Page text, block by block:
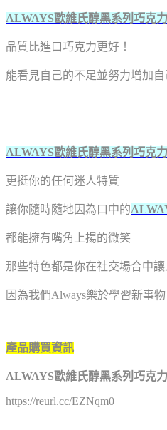
ALWAYS歐維氏醇黑系列巧克力
品質比進口巧克力更好！
能看見自己的不足並努力增加
ALWAYS歐維氏醇黑系列巧克力
更挺你的任何迷人特質
讓你隨時隨地因為口中的
都能擁有嘴角上揚的微笑
那些特色都是你在社交場合中
因為我們Always樂於學習新事物
產品購買資訊
ALWAYS歐維氏醇黑系列巧克力
https://reurl.cc/EZNqm0